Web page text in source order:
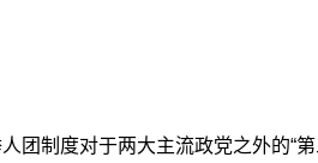
团制度对于两大主流政党之外的“第